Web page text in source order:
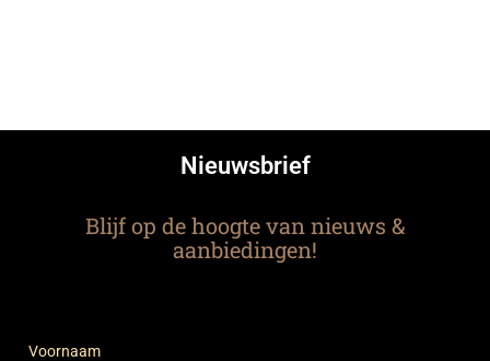
Nieuwsbrief
Blijf op de hoogte van nieuws &
aanbiedingen!
Voornaam